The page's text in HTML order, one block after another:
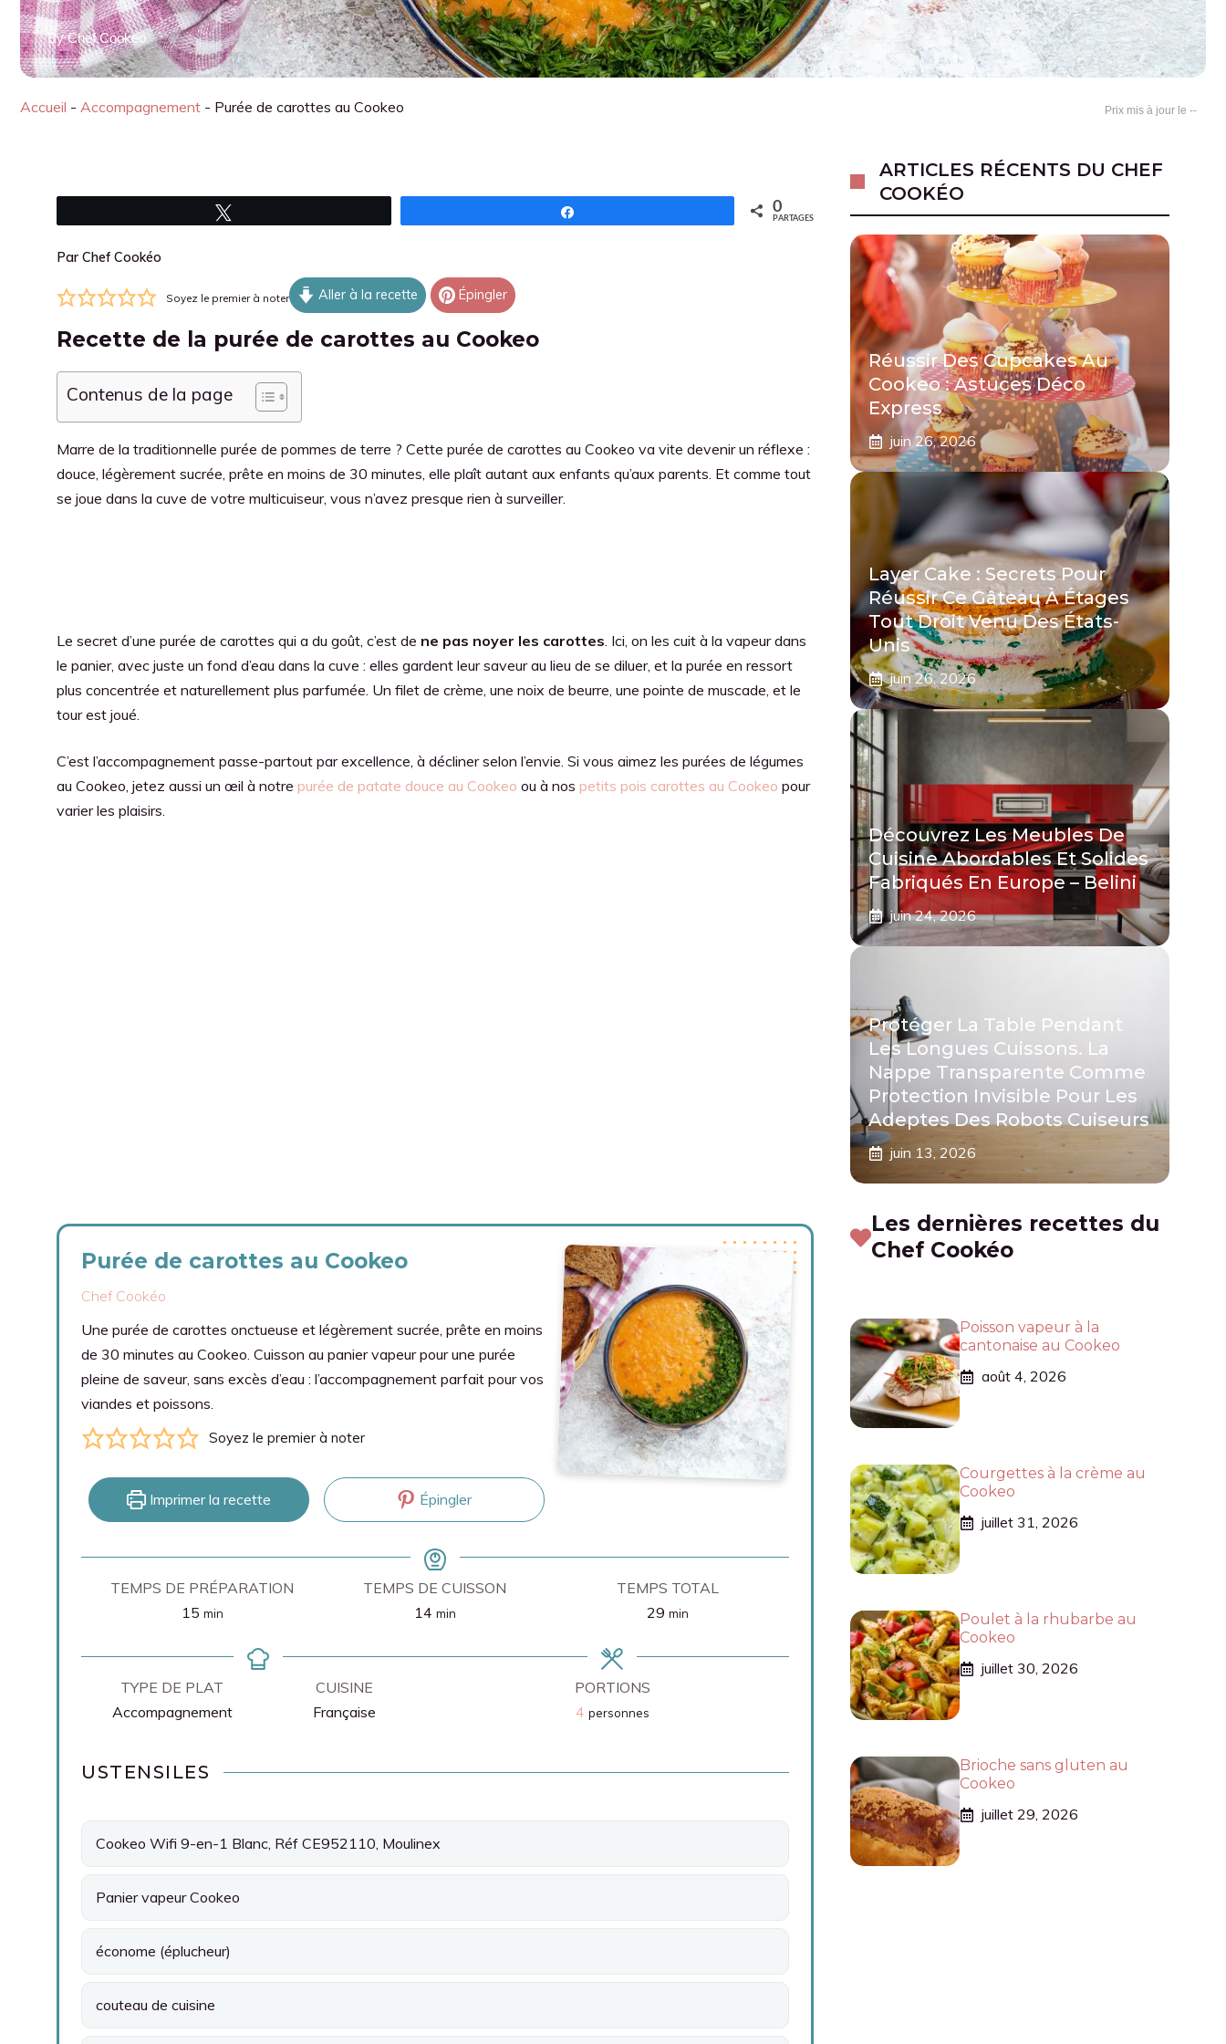
ByChef Cookéo
Accueil - Accompagnement - Purée de carottes au Cookeo
0
PARTAGES
Par Chef Cookéo
Soyez le premier à noter Aller à la recette Épingler
Recette de la purée de carottes au Cookeo
Contenus de la page
Marre de la traditionnelle purée de pommes de terre ? Cette purée de carottes au Cookeo va vite devenir un réflexe :
douce, légèrement sucrée, prête en moins de 30 minutes, elle plaît autant aux enfants qu’aux parents. Et comme tout
se joue dans la cuve de votre multicuiseur, vous n’avez presque rien à surveiller.
Le secret d’une purée de carottes qui a du goût, c’est de ne pas noyer les carottes. Ici, on les cuit à la vapeur dans
le panier, avec juste un fond d’eau dans la cuve : elles gardent leur saveur au lieu de se diluer, et la purée en ressort
plus concentrée et naturellement plus parfumée. Un filet de crème, une noix de beurre, une pointe de muscade, et le
tour est joué.
C’est l’accompagnement passe-partout par excellence, à décliner selon l’envie. Si vous aimez les purées de légumes
au Cookeo, jetez aussi un œil à notre purée de patate douce au Cookeo ou à nos petits pois carottes au Cookeo pour
varier les plaisirs.
Purée de carottes au Cookeo
Chef Cookéo
Une purée de carottes onctueuse et légèrement sucrée, prête en moins
de 30 minutes au Cookeo. Cuisson au panier vapeur pour une purée
pleine de saveur, sans excès d’eau : l’accompagnement parfait pour vos
viandes et poissons.
Soyez le premier à noter
Imprimer la recette Épingler
TEMPS DE PRÉPARATION
15minutes
min
TEMPS DE CUISSON
14minutes
min
TEMPS TOTAL
29 minutes
min
TYPE DE PLAT
Accompagnement
CUISINE
Française
PORTIONS
4 personnes
USTENSILES
Cookeo Wifi 9-en-1 Blanc, Réf CE952110, Moulinex
Panier vapeur Cookeo
économe (éplucheur)
couteau de cuisine
--
ARTICLES RÉCENTS DU CHEF
COOKÉO
Réussir Des Cupcakes Au
Cookeo : Astuces Déco
Express
juin 26, 2026
Layer Cake : Secrets Pour
Réussir Ce Gâteau À Étages
Tout Droit Venu Des États-
Unis
juin 26, 2026
Découvrez Les Meubles De
Cuisine Abordables Et Solides
Fabriqués En Europe – Belini
juin 24, 2026
Protéger La Table Pendant
Les Longues Cuissons. La
Nappe Transparente Comme
Protection Invisible Pour Les
Adeptes Des Robots Cuiseurs
juin 13, 2026
Les dernières recettes du
Chef Cookéo
Poisson vapeur à la
cantonaise au Cookeo
août 4, 2026
Courgettes à la crème au
Cookeo
juillet 31, 2026
Poulet à la rhubarbe au
Cookeo
juillet 30, 2026
Brioche sans gluten au
Cookeo
juillet 29, 2026